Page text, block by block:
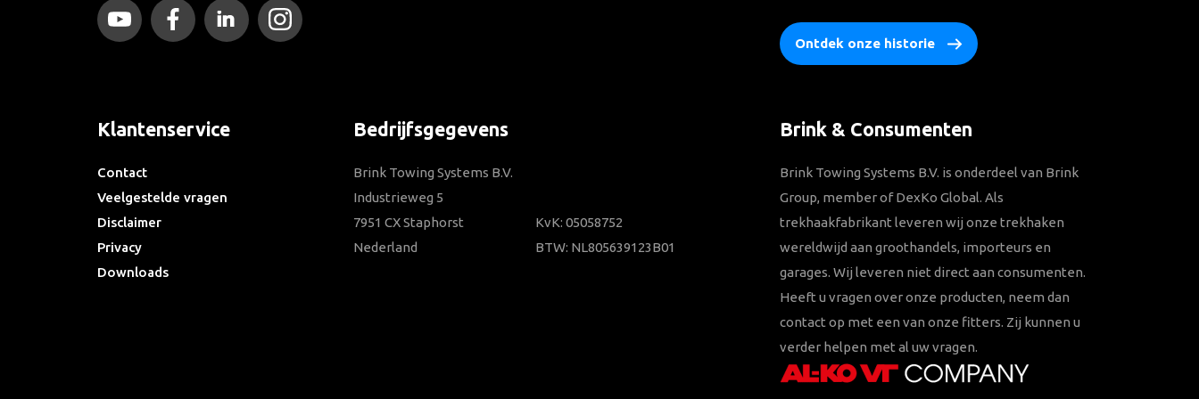
Ontdek onze historie
Klantenservice
Contact
Veelgestelde vragen
Disclaimer
Privacy
Downloads
Bedrijfsgegevens
Brink Towing Systems B.V.
Industrieweg 5
7951 CX Staphorst
Nederland
KvK: 05058752
BTW: NL805639123B01
Brink & Consumenten
Brink Towing Systems B.V. is onderdeel van Brink
Group, member of DexKo Global. Als
trekhaakfabrikant leveren wij onze trekhaken
wereldwijd aan groothandels, importeurs en
garages. Wij leveren niet direct aan consumenten.
Heeft u vragen over onze producten, neem dan
contact op met een van onze fitters. Zij kunnen u
verder helpen met al uw vragen.